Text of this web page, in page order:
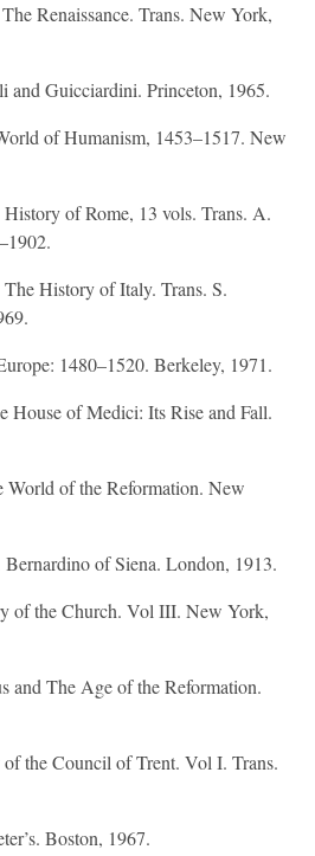
The Renaissance. Trans. New York,
and Guicciardini. Princeton, 1965.
of Humanism, 1453–1517. New
History of Rome, 13 vols. Trans. A.
The History of Italy. Trans. S.
1480–1520. Berkeley, 1971.
House of Medici: Its Rise and Fall.
World of the Reformation. New
Bernardino of Siena. London, 1913.
of the Church. Vol III. New York,
and The Age of the Reformation.
the Council of Trent. Vol I. Trans.
Boston, 1967.